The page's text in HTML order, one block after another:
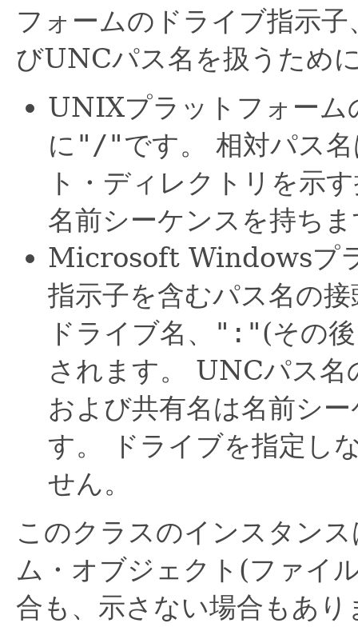
フォームのドライブ指示
びUNCパス名を扱うため
UNIXプラットフォーム
に "/"です。
相対パス
ト・ディレクトリを示
名前シーケンスを持ち
Microsoft Windowsプ
指示子を含むパス名の
ドライブ名、
":"(その
されます。
UNCパス名
および共有名は名前シ
す。
ドライブを指定し
せん。
このクラスのインスタン
ム・オブジェクト(ファイ
合も、示さない場合もあり